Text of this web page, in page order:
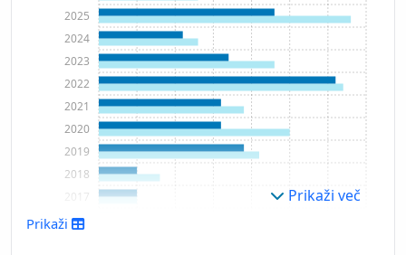
2016
2017
2018
2019
2020
2021
2022
2023
2024
2025
Prikaži več
Prikaži